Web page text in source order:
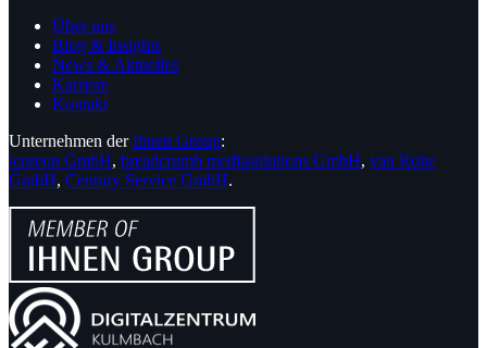
Über uns
Blog & Insights
News & Aktuelles
Karriere
Kontakt
Unternehmen derIhnen Group:
icoreon GmbH, breadcrumb mediasolutions GmbH, van Rohe
GmbH, Century Service GmbH.